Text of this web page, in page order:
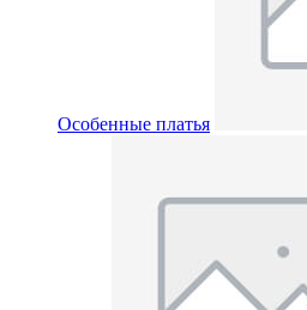
Особенные платья